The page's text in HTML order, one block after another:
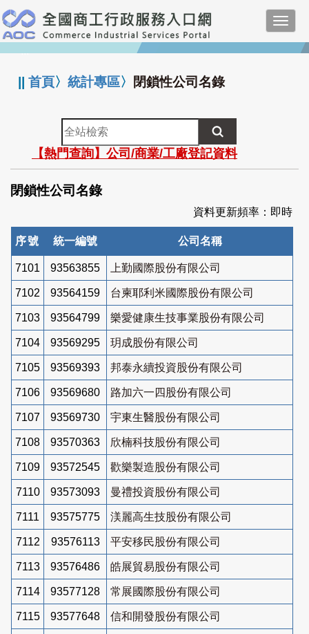
跳
到
主
要
:::
||首頁〉統計專區〉 閉鎖性公司名錄
全
站
檢
索
【熱門查詢】公司/商業/工廠登記資料
閉鎖性公司名錄
資料更新頻率：即時
序號 統一編號 公司名稱
7101 93563855 上勤國際股份有限公司
7102 93564159 台柬耶利米國際股份有限公司
7103 93564799 樂愛健康生技事業股份有限公司
7104 93569295 玥成股份有限公司
7105 93569393 邦泰永續投資股份有限公司
7106 93569680 路加六一四股份有限公司
7107 93569730 宇東生醫股份有限公司
7108 93570363 欣楠科技股份有限公司
7109 93572545 歡樂製造股份有限公司
7110 93573093 曼禮投資股份有限公司
7111 93575775 渼麗高生技股份有限公司
7112 93576113 平安移民股份有限公司
7113 93576486 皓展貿易股份有限公司
7114 93577128 常展國際股份有限公司
7115 93577648 信和開發股份有限公司